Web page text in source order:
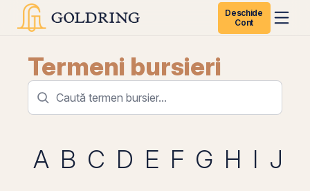
Deschide
Cont
Termeni bursieri
A B C D E F G H I J